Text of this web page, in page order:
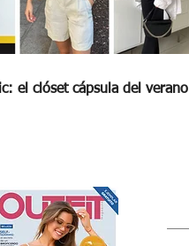
el clóset cápsula del verano